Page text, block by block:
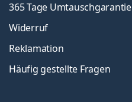
365 Tage Umtauschgarantie
Widerruf
Reklamation
Häufig gestellte Fragen